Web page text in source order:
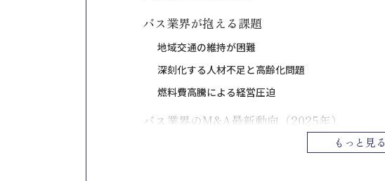
もっと見る
バス業界が抱える課題
地域交通の維持が困難
深刻化する人材不足と高齢化問題
燃料費高騰による経営圧迫
バス業界のM&A最新動向（2025年）